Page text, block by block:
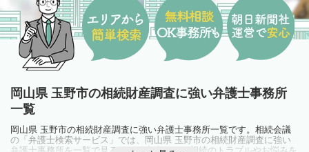
岡山県 玉野市の相続財産調査に強い弁護士事務所
一覧
岡山県 玉野市の相続財産調査に強い弁護士事務所一覧です。相続会議
の「弁護士検索サービス」では、岡山県 玉野市の相続財産調査に強い